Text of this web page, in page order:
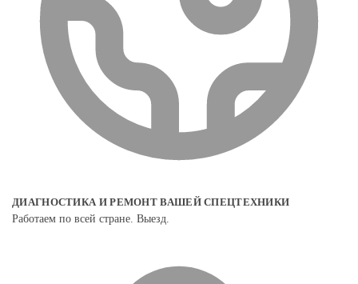
ДИАГНОСТИКА И РЕМОНТ ВАШЕЙ СПЕЦТЕХНИКИ
Работаем по всей стране. Выезд.